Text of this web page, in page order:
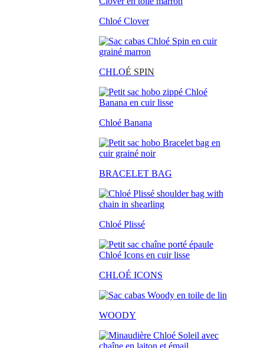
Chloé Clover
CHLOÉ SPIN
Chloé Banana
BRACELET BAG
Chloé Plissé
CHLOÉ ICONS
WOODY